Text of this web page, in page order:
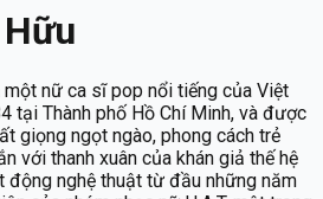
nữ ca sĩ pop nổi tiếng của Việt
tại Thành phố Hồ Chí Minh, và được
giọng ngọt ngào, phong cách trẻ
với thanh xuân của khán giả thế hệ
động nghệ thuật từ đầu những năm